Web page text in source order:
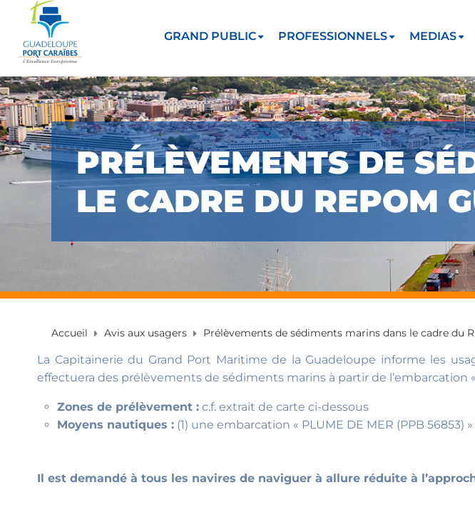
GRAND PUBLIC PROFESSIONNELS MEDIAS
PRÉLÈVEMENTS DE
LE CADRE DU REPOM
Accueil Avis aux usagers Prélèvements de sédiments marins dans le cadre du
La Capitainerie du Grand Port Maritime de la Guadeloupe informe les
effectuera des prélèvements de sédiments marins à partir de l’embarcation «
Zones de prélèvement : c.f. extrait de carte ci-dessous
Moyens nautiques : (1) une embarcation « PLUME DE MER (PPB 56853)
Il est demandé à tous les navires de naviguer à allure réduite à